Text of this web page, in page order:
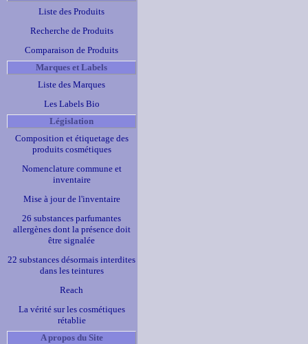
Liste des Produits
Recherche de Produits
Comparaison de Produits
Marques et Labels
Liste des Marques
Les Labels Bio
Législation
Composition et étiquetage des
produits cosmétiques
Nomenclature commune et
inventaire
Mise à jour de l'inventaire
26 substances parfumantes
allergènes dont la présence doit
être signalée
22 substances désormais interdites
dans les teintures
Reach
La vérité sur les cosmétiques
rétablie
A propos du Site